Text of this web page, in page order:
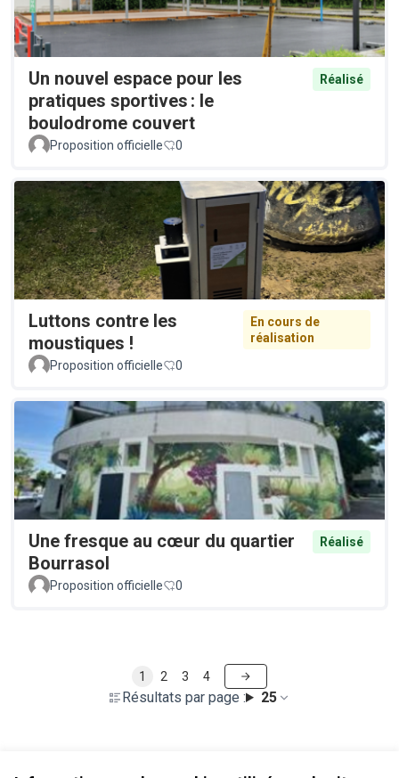
Un nouvel espace pour les
pratiques sportives : le
boulodrome couvert
Réalisé
Proposition officielle 0
Luttons contre les
moustiques !
En cours de
réalisation
Proposition officielle
0
Une fresque au cœur du quartier
Bourrasol
Réalisé
Proposition officielle 0
Résultats par page : 25
1 2 3 4